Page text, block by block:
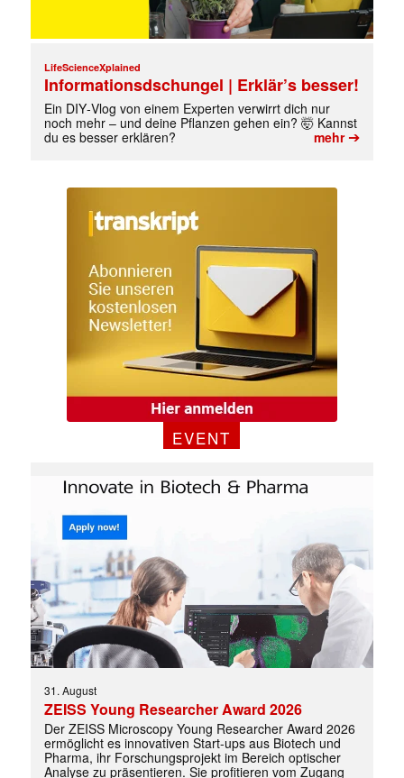
LifeScienceXplained
Informationsdschungel | Erklär’s besser!
Ein DIY‑Vlog von einem Experten verwirrt dich nur
noch mehr – und deine Pflanzen gehen ein? 🤯 Kannst
du es besser erklären?
mehr➔
EVENT
31. August
ZEISS Young Researcher Award 2026
Der ZEISS Microscopy Young Researcher Award 2026
ermöglicht es innovativen Start-ups aus Biotech und
Pharma, ihr Forschungsprojekt im Bereich optischer
Analyse zu präsentieren. Sie profitieren vom Zugang